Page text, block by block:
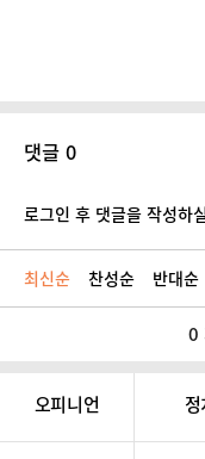
댓글 0
로그인 후 댓글을 작성하
최신순 찬성순 반대순
0
오피니언 정